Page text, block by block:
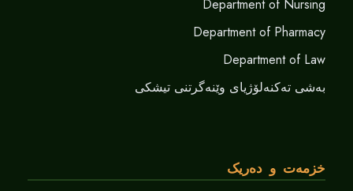
Department of Nursing
Department of Pharmacy
Department of Law
بەشی تەکنەلۆژیای وێنەگرتنی تیشکی
خزمەت و دەریک